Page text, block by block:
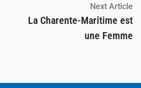
Next Article
La Charente-Maritime est
une Femme